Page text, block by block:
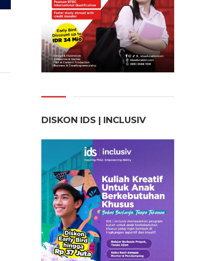
DISKON IDS | INCLUSIV